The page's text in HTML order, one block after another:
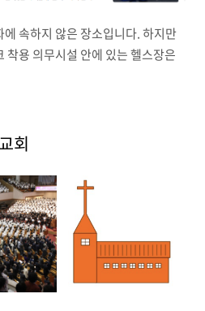
속하지 않은 장소입니다. 하지만
착용 의무시설 안에 있는 헬스장은
회